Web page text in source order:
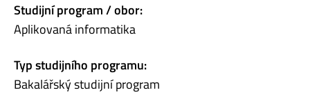
Studijní program / obor:
Aplikovaná informatika
Typ studijního programu:
Bakalářský studijní program